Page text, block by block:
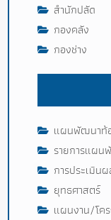
สำนักปลัด
กองคลัง
กองช่าง
แผนพัฒนาท้
รายการแผ
การประเมิ
ยุทธศาสตร์
แผนงาน/โค